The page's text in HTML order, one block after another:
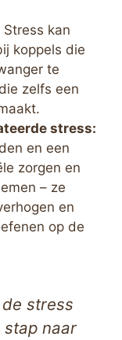
Stress kan
koppels die
te
zelfs een
stress:
en een
zorgen en
– ze
en
op de
stress
naar